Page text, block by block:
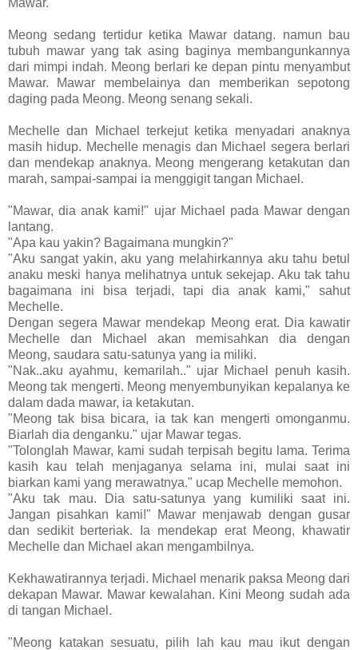
Meong sedang tertidur ketika Mawar datang. namun bau
tubuh mawar yang tak asing baginya membangunkannya
dari mimpi indah. Meong berlari ke depan pintu menyambut
Mawar. Mawar membelainya dan memberikan sepotong
daging pada Meong. Meong senang sekali.
Mechelle dan Michael terkejut ketika menyadari anaknya
masih hidup. Mechelle menagis dan Michael segera berlari
dan mendekap anaknya. Meong mengerang ketakutan dan
marah, sampai-sampai ia menggigit tangan Michael.
"Mawar, dia anak kami!" ujar Michael pada Mawar dengan
lantang.
"Apa kau yakin? Bagaimana mungkin?"
"Aku sangat yakin, aku yang melahirkannya aku tahu betul
anaku meski hanya melihatnya untuk sekejap. Aku tak tahu
bagaimana ini bisa terjadi, tapi dia anak kami," sahut
Mechelle.
Dengan segera Mawar mendekap Meong erat. Dia kawatir
Mechelle dan Michael akan memisahkan dia dengan
Meong, saudara satu-satunya yang ia miliki.
"Nak..aku ayahmu, kemarilah.." ujar Michael penuh kasih.
Meong tak mengerti. Meong menyembunyikan kepalanya ke
dalam dada mawar, ia ketakutan.
"Meong tak bisa bicara, ia tak kan mengerti omonganmu.
Biarlah dia denganku." ujar Mawar tegas.
"Tolonglah Mawar, kami sudah terpisah begitu lama. Terima
kasih kau telah menjaganya selama ini, mulai saat ini
biarkan kami yang merawatnya." ucap Mechelle memohon.
"Aku tak mau. Dia satu-satunya yang kumiliki saat ini.
Jangan pisahkan kami!" Mawar menjawab dengan gusar
dan sedikit berteriak. Ia mendekap erat Meong, khawatir
Mechelle dan Michael akan mengambilnya.
Kekhawatirannya terjadi. Michael menarik paksa Meong dari
dekapan Mawar. Mawar kewalahan. Kini Meong sudah ada
di tangan Michael.
"Meong katakan sesuatu, pilih lah kau mau ikut dengan